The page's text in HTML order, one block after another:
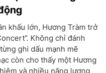
khấu lớn, Hương Tràm trở
Không chỉ đánh
ghi dấu mạnh mẽ
còn cho thấy một Hương
và nhiều năng lượng